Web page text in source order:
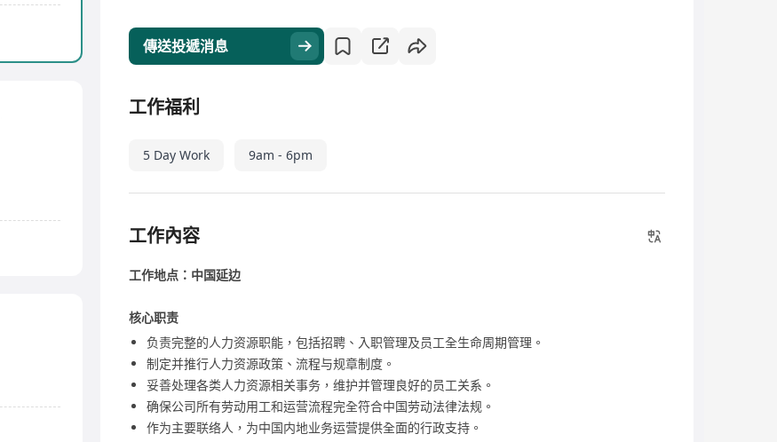
傳送投遞消息
工作福利
5 Day Work 9am - 6pm
工作內容
工作地点：中国延边
核心职责
负责完整的人力资源职能，包括招聘、入职管理及员工全生命周期管理。
制定并推行人力资源政策、流程与规章制度。
妥善处理各类人力资源相关事务，维护并管理良好的员工关系。
确保公司所有劳动用工和运营流程完全符合中国劳动法律法规。
作为主要联络人，为中国内地业务运营提供全面的行政支持。